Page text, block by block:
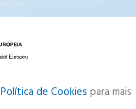
Política de Cookies para mais